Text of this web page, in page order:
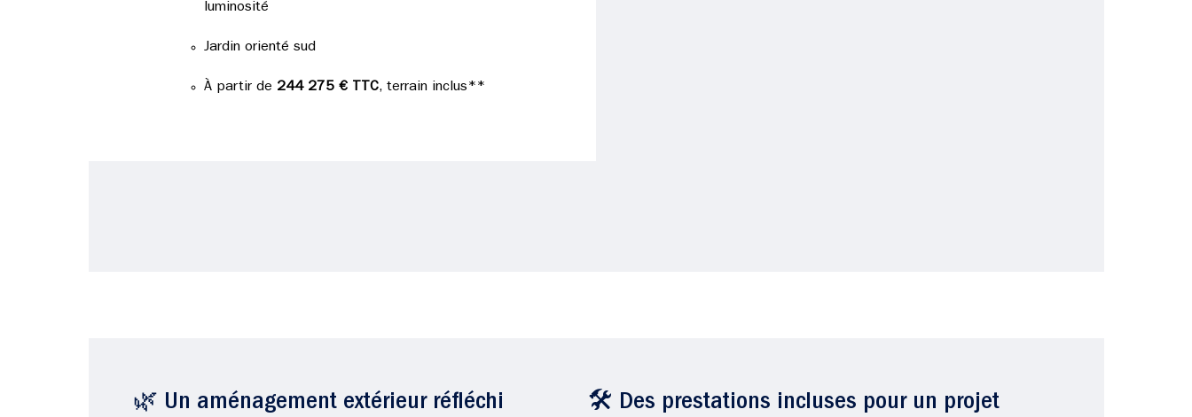
luminosité
Jardin orienté sud
À partir de 244 275 € TTC, terrain inclus**
🌿 Un aménagement extérieur réfléchi
🛠️ Des prestations incluses pour un projet